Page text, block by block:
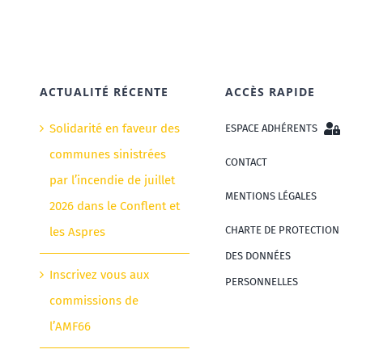
ACTUALITÉ RÉCENTE
Solidarité en faveur des
communes sinistrées
par l’incendie de juillet
2026 dans le Conflent et
les Aspres
Inscrivez vous aux
commissions de
l’AMF66
ACCÈS RAPIDE
ESPACE ADHÉRENTS
CONTACT
MENTIONS LÉGALES
CHARTE DE PROTECTION
DES DONNÉES
PERSONNELLES